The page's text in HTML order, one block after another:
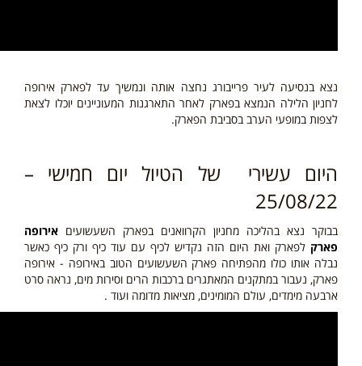
נצא בנסיעה לעיר פרייבורג נחצה אותה ונמשיך עד לפארק אירופה
לחניון הלילה הנמצא בפארק לאחר התארגנות המעוניינים יוכלו לצאת
לצפות במופעי הערב בסביבת הפארק.
היום עשירי של הטיול יום חמישי –
25/08/22
בבוקר נצא בהליכה מחניון הקרוואנים בפארק השעשועים אירופה
פארק לפארק ואת היום הזה נקדיש לכיף עם עוד כיף ורק כיף כאשר
נבלה אותו כולו מהפתיחה פארק השעשועים הטוב באירופה - אירופה
פארק, נעבור במתקנים המאתגרים ברכבות הרים וסירות מים, נראה סרט
ארבעה מימדים, עולם המומינים, מציאות מדומה ועוד .